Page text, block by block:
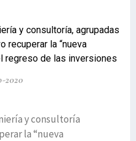
y consultoría, agrupadas
recuperar la “nueva
regreso de las inversiones
2020
y consultoría
la “nueva